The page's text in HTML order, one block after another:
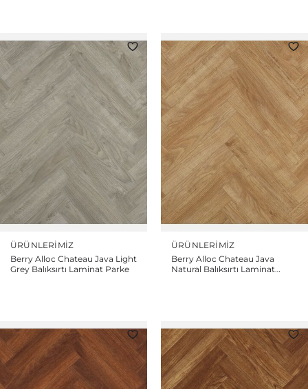
ÜRÜNLERIMIZ
Berry Alloc Chateau Java Light
Grey Balıksırtı Laminat Parke
ÜRÜNLERIMIZ
Berry Alloc Chateau Java
Natural Balıksırtı Laminat